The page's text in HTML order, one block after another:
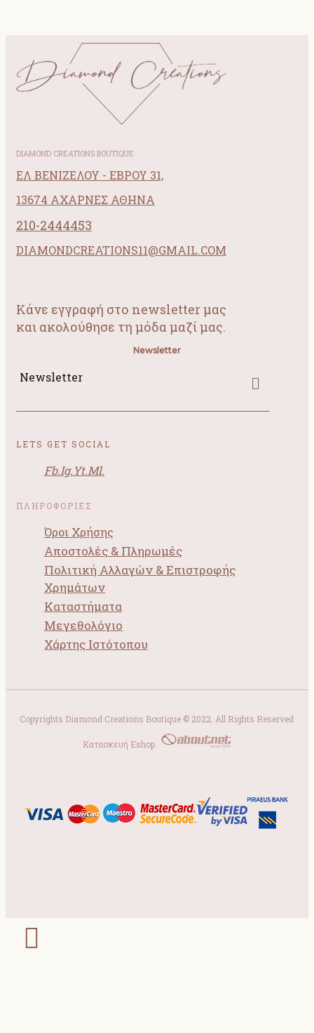
DIAMOND CREATIONS BOUTIQUE
ΕΛ ΒΕΝΙΖΕΛΟΥ - ΕΒΡΟΥ 31,
13674 ΑΧΑΡΝΕΣ ΑΘΗΝΑ
210-2444453
DIAMONDCREATIONS11@GMAIL.COM
Κάνε εγγραφή στο newsletter μας
και ακολούθησε τη μόδα μαζί μας.
Newsletter
Newsletter
LETS GET SOCIAL
Fb.Ig.Yt.Ml.
ΠΛΗΡΟΦΟΡΙΕΣ
Όροι Χρήσης
Αποστολές & Πληρωμές
Πολιτική Αλλαγών & Επιστροφής
Χρημάτων
Καταστήματα
Μεγεθολόγιο
Χάρτης Ιστότοπου
Copyrights Diamond Creations Boutique © 2022. All Rights Reserved
Κατασκευή Eshop